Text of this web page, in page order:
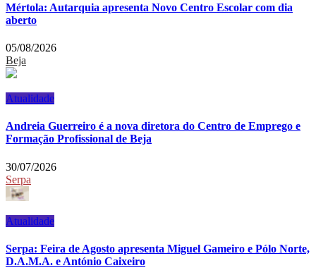
Mértola: Autarquia apresenta Novo Centro Escolar com dia
aberto
05/08/2026
Beja
Atualidade
Andreia Guerreiro é a nova diretora do Centro de Emprego e
Formação Profissional de Beja
30/07/2026
Serpa
Atualidade
Serpa: Feira de Agosto apresenta Miguel Gameiro e Pólo Norte,
D.A.M.A. e António Caixeiro